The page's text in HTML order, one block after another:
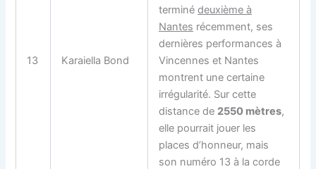
13 Karaiella Bond
terminédeuxième à
Nantes récemment, ses
dernières performances à
Vincennes et Nantes
montrent une certaine
irrégularité. Sur cette
distance de 2550 mètres,
elle pourrait jouer les
places d’honneur, mais
son numéro 13 à la corde